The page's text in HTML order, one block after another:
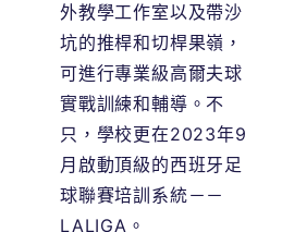
外教學工作室以及帶沙
坑的推桿和切桿果嶺，
可進行專業級高爾夫球
實戰訓練和輔導。不
只，學校更在2023年9
月啟動頂級的西班牙足
球聯賽培訓系統－－
LALIGA。